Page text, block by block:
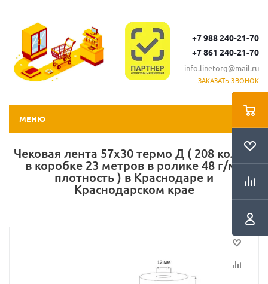
+7 988 240-21-70
+7 861 240-21-70
info.linetorg@mail.ru
ЗАКАЗАТЬ ЗВОНОК
МЕНЮ
Чековая лента 57х30 термо Д ( 208 кол-во
в коробке 23 метров в ролике 48 г/м2
плотность ) в Краснодаре и
Краснодарском крае